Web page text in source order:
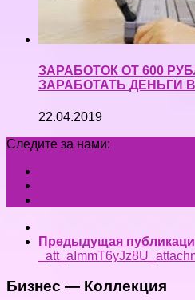
ЗАРАБОТОК ОТ 600
ЗАРАБОТАТЬ ДЕНЬГИ
22.04.2019
Следите за нами:
Предыдущая
Бизнес — Коллекция